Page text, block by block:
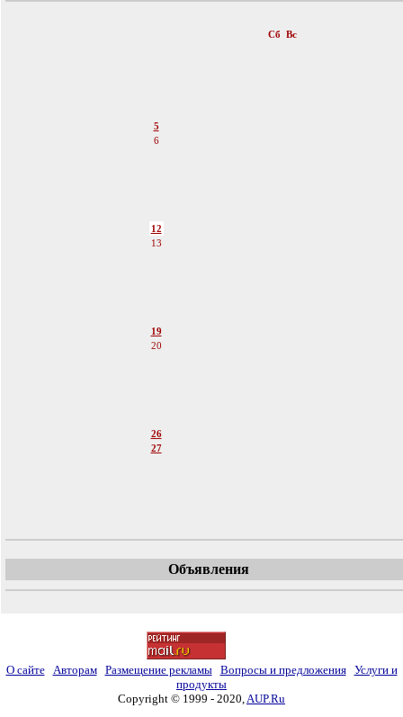
Сб Вс
5
6
12
13
19
20
26
27
Объявления
О сайте Авторам Размещение рекламы Вопросы и предложения
Услуги и
продукты
Copyright © 1999 - 2020,AUP.Ru